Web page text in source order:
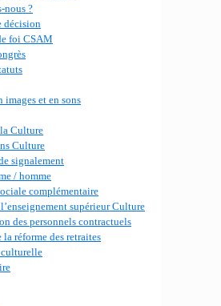
nous ?
décision
foi CSAM
images et en sons
Culture
Culture
signalement
/ homme
complémentaire
supérieur Culture
des personnels contractuels
réforme des retraites